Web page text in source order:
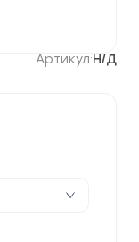
Артикул:Н/Д